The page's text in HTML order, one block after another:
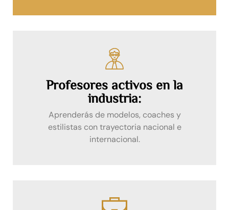
Profesores activos en la
industria:
Aprenderás de modelos, coaches y
estilistas con trayectoria nacional e
internacional.